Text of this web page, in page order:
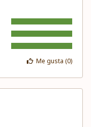
Me gusta (0)